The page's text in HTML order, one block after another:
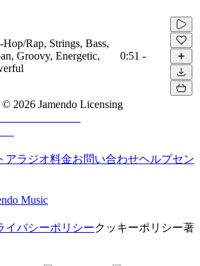
Rap, Strings, Bass,
Groovy, Energetic,
0:51 -
© 2026 Jamendo Licensing
アラジオ料金お問い合わせヘルプセン
Music
イバシーポリシークッキーポリシー著